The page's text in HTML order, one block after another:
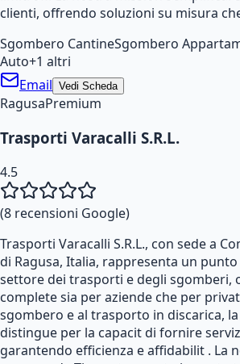
clienti, offrendo soluzioni su misura
Sgombero CantineSgombero
Auto+1 altri
Email Vedi Scheda
RagusaPremium
Trasporti Varacalli S.R.L.
4.5
(8 recensioni Google)
Trasporti Varacalli S.R.L., con sede a
di Ragusa, Italia, rappresenta un
settore dei trasporti e degli sgomberi,
complete sia per aziende che per
sgombero e al trasporto in discarica,
distingue per la capacit di fornire
garantendo efficienza e affidabilit . La